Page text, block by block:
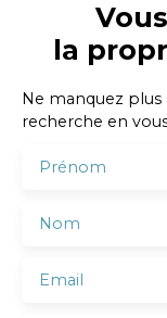
la
Ne manquez
recherche en
Prénom
Nom
Email